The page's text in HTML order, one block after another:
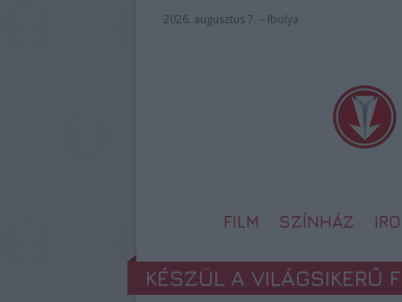
2026. augusztus 7. – Ibolya
FILM SZÍNHÁZ
KÉSZÜL A VILÁGSIKERŰ